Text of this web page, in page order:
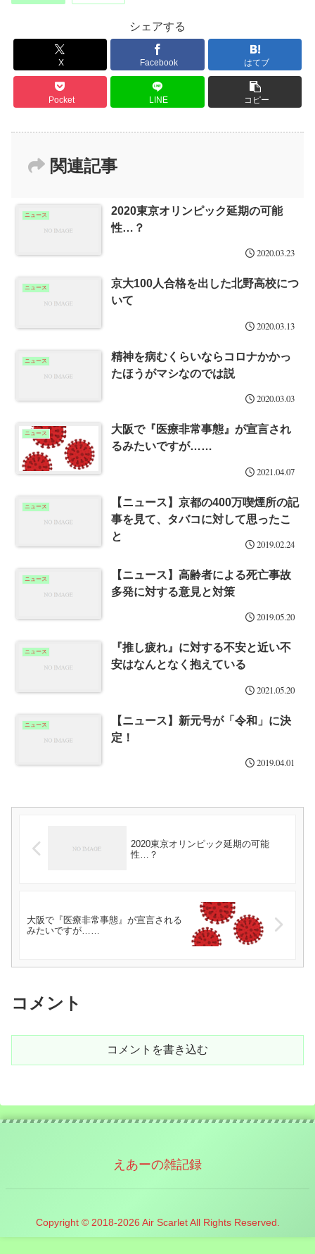
シェアする
X Facebook はてブ
Pocket LINE コピー
関連記事
ニュース
2020東京オリンピック延期の可能
性…？
2020.03.23
ニュース
京大100人合格を出した北野高校につ
いて
2020.03.13
ニュース
精神を病むくらいならコロナかかっ
たほうがマシなのでは説
2020.03.03
ニュース
大阪で『医療非常事態』が宣言され
るみたいですが……
2021.04.07
ニュース
【ニュース】京都の400万喫煙所の記
事を見て、タバコに対して思ったこ
と
2019.02.24
ニュース
【ニュース】高齢者による死亡事故
多発に対する意見と対策
2019.05.20
ニュース
『推し疲れ』に対する不安と近い不
安はなんとなく抱えている
2021.05.20
ニュース
【ニュース】新元号が「令和」に決
定！
2019.04.01
2020東京オリンピック延期の可能
性…？
大阪で『医療非常事態』が宣言される
みたいですが……
コメント
コメントを書き込む
えあーの雑記録
Copyright © 2018-2026 Air Scarlet All Rights Reserved.